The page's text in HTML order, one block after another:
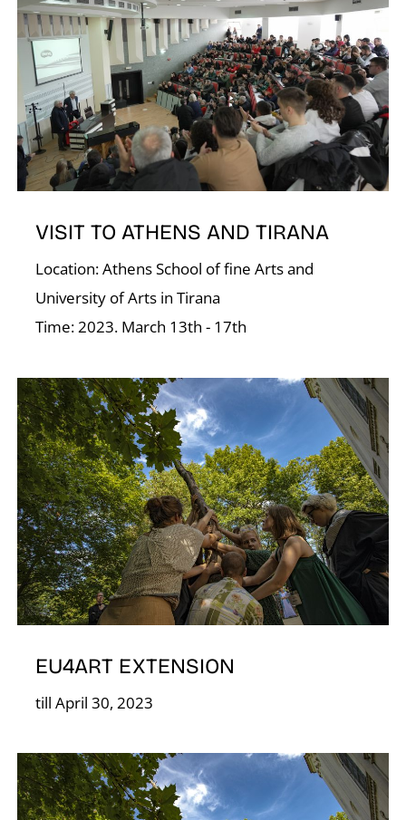
VISIT TO ATHENS AND TIRANA
Location: Athens School of fine Arts and
University of Arts in Tirana
Time: 2023. March 13th - 17th
EU4ART EXTENSION
till April 30, 2023